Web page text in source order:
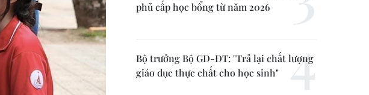
phủ cấp học bổng từ năm 2026
Bộ trưởng Bộ GD-ĐT: "Trả lại chất lượng
giáo dục thực chất cho học sinh"